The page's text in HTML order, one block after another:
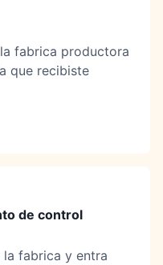
fabrica productora
que recibiste
de control
la fabrica y entra